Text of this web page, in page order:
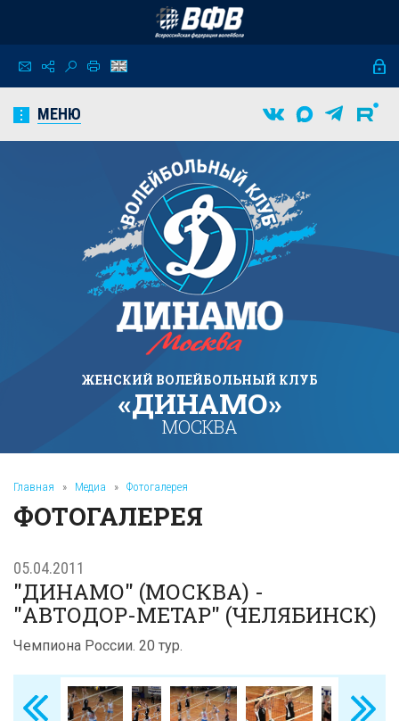
МЕНЮ
ЖЕНСКИЙ ВОЛЕЙБОЛЬНЫЙ КЛУБ
«ДИНАМО»
МОСКВА
Главная » Медиа » Фотогалерея
ФОТОГАЛЕРЕЯ
05.04.2011
"ДИНАМО" (МОСКВА) -
"АВТОДОР-МЕТАР" (ЧЕЛЯБИНСК)
Чемпиона России. 20 тур.